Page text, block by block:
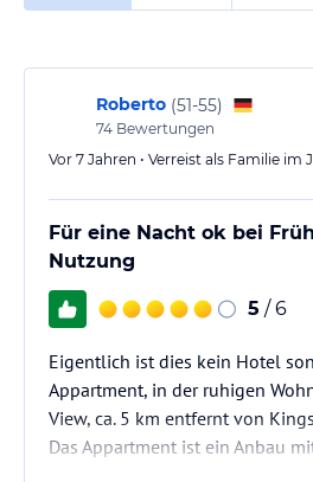
Roberto (51-55)
74 Bewertungen
Vor 7 Jahren • Verreist als Familie im
Für eine Nacht ok bei
Nutzung
5 / 6
Eigentlich ist dies kein Hotel
Appartment, in der ruhigen
View, ca. 5 km entfernt von
Das Appartment ist ein Anbau